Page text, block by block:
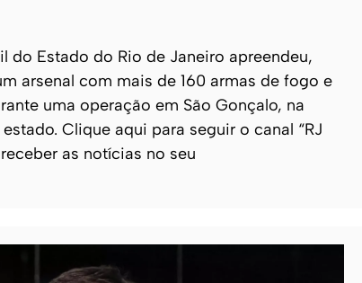
do Estado do Rio de Janeiro apreendeu,
arsenal com mais de 160 armas de fogo e
uma operação em São Gonçalo, na
Clique aqui para seguir o canal “RJ
as notícias no seu